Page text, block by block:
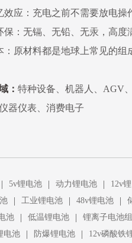
效应：充电之前不需要放电操
保：无镉、无铅、无汞，高度
：原材料都是地球上常见的组
： 特种设备、机器人、AGV
器仪表、消费电子
| 5v锂电池 | 动力锂电池 |
12v
| 工业锂电池 | 48v锂电池 |
池
| 低温锂电池 |
锂离子电池组
电池
| 防爆锂电池 |
12v磷酸铁